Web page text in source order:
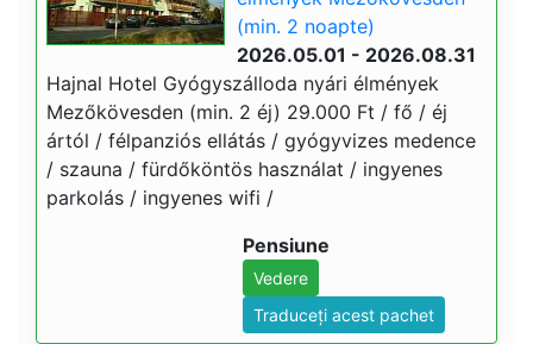
(min. 2 noapte)
2026.05.01 - 2026.08.31
Hajnal Hotel Gyógyszálloda nyári élmények
Mezőkövesden (min. 2 éj) 29.000 Ft / fő / éj
ártól / félpanziós ellátás / gyógyvizes medence
/ szauna / fürdőköntös használat / ingyenes
parkolás / ingyenes wifi /
Pensiune
Vedere
Traduceți acest pachet